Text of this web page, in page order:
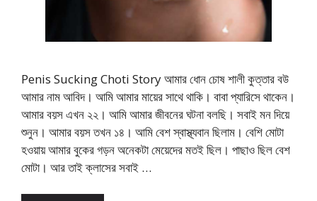
Penis Sucking Choti Story আমার ধোন চোষ শালী কুত্তার বউ
আমার নাম আবিদ। আমি আমার মায়ের সাথে থাকি। বাবা প্যারিসে থাকেন।
আমার বয়স এখন ২২। আমি আমার জীবনের ঘটনা বলছি। সবাই মন দিয়ে
শুনুন। আমার বয়স তখন ১৪। আমি বেশ স্বাস্থ্যবান ছিলাম। বেশি মোটা
হওয়ায় আমার বুকের গড়ন অনেকটা মেয়েদের মতই ছিল। পাছাও ছিল বেশ
মোটা। আর তাই ক্লাসের সবাই …